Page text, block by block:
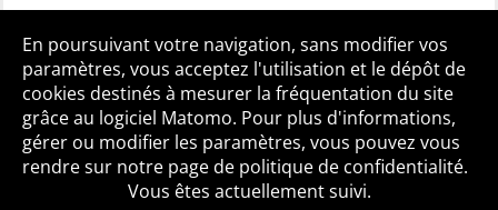
Toutes les BiblioAlertes
Qui sommes-nous ? Mentions légales
Accessibilité
Politique de confidentialité
Contact
En poursuivant votre navigation, sans modifier vos
paramètres, vous acceptez l'utilisation et le dépôt de
cookies destinés à mesurer la fréquentation du site
grâce au logiciel Matomo. Pour plus d'informations,
gérer ou modifier les paramètres, vous pouvez vous
rendre sur notre page de politique de confidentialité.
Vous êtes actuellement suivi.